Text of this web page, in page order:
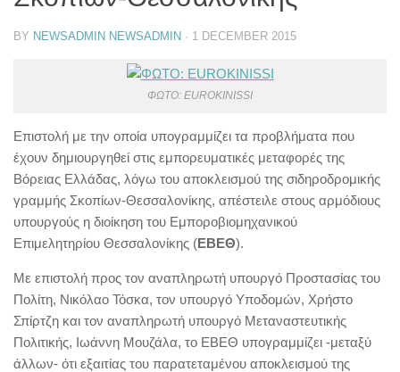
BY NEWSADMIN NEWSADMIN · 1 DECEMBER 2015
ΦΩΤΟ: EUROKINISSI
Επιστολή με την οποία υπογραμμίζει τα προβλήματα που
έχουν δημιουργηθεί στις εμπορευματικές μεταφορές της
Βόρειας Ελλάδας, λόγω του αποκλεισμού της σιδηροδρομικής
γραμμής Σκοπίων-Θεσσαλονίκης, απέστειλε στους αρμόδιους
υπουργούς η διοίκηση του Εμποροβιομηχανικού
Επιμελητηρίου Θεσσαλονίκης (ΕΒΕΘ).
Με επιστολή προς τον αναπληρωτή υπουργό Προστασίας του
Πολίτη, Νικόλαο Τόσκα, τον υπουργό Υποδομών, Χρήστο
Σπίρτζη και τον αναπληρωτή υπουργό Μεταναστευτικής
Πολιτικής, Ιωάννη Μουζάλα, το ΕΒΕΘ υπογραμμίζει -μεταξύ
άλλων- ότι εξαιτίας του παρατεταμένου αποκλεισμού της